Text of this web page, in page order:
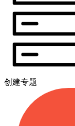
创建专题